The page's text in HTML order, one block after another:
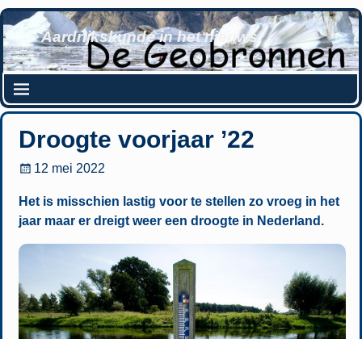
Aardrijkskunde in het nieuws
Droogte voorjaar ’22
12 mei 2022
Het is misschien lastig voor te stellen zo vroeg in het
jaar maar er dreigt weer een droogte in Nederland.